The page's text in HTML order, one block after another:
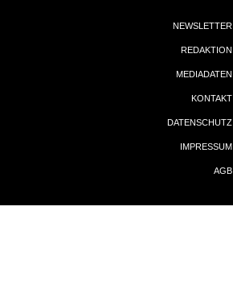
NEWSLETTER
REDAKTION
MEDIADATEN
KONTAKT
DATENSCHUTZ
IMPRESSUM
AGB